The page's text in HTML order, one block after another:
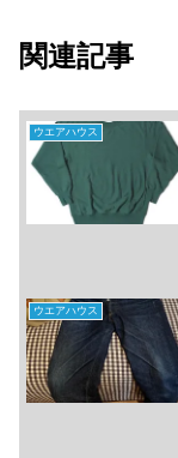
関連記事
ウエアハウス
ウエアハウス